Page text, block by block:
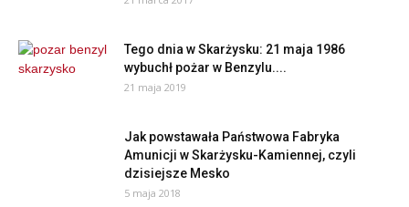
Tego dnia w Skarżysku: 21 maja 1986
wybuchł pożar w Benzylu....
21 maja 2019
Jak powstawała Państwowa Fabryka
Amunicji w Skarżysku-Kamiennej, czyli
dzisiejsze Mesko
5 maja 2018